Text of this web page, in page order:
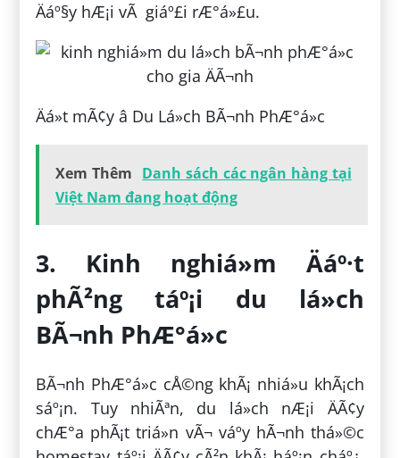
Äáº§y hÆ¡i vÃ giáº£i rÆ°á»£u.
Äá»t mÃ¢y â Du Lá»ch BÃ¬nh PhÆ°á»c
Xem Thêm Danh sách các ngân hàng tại
Việt Nam đang hoạt động
3. Kinh nghiá»m Äáº·t
phÃ²ng táº¡i du lá»ch
BÃ¬nh PhÆ°á»c
BÃ¬nh PhÆ°á»c cÅ©ng khÃ¡ nhiá»u khÃ¡ch
sáº¡n. Tuy nhiÃªn, du lá»ch nÆ¡i ÄÃ¢y
chÆ°a phÃ¡t triá»n vÃ¬ váº­y hÃ¬nh thá»©c